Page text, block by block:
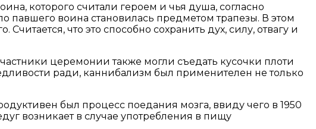
которого считали героем и чья душа, согласно
павшего воина становилась предметом трапезы. В этом
что это способно сохранить дух, силу, отвагу и
церемонии также могли съедать кусочки плоти
ради, каннибализм был применителен не только
был процесс поедания мозга, ввиду чего в 1950
возникает в случае употребления в пищу